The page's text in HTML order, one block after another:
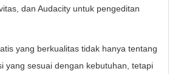
dan Audacity untuk pengeditan
yang berkualitas tidak hanya tentang
yang sesuai dengan kebutuhan, tetapi